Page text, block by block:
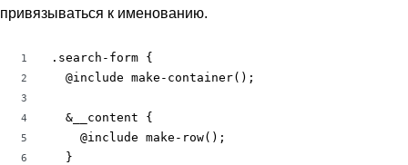
привязываться к именованию.
1
2
3
4
5
6
.search-form {
  @include make-container();
  &__content {
    @include make-row();
  }